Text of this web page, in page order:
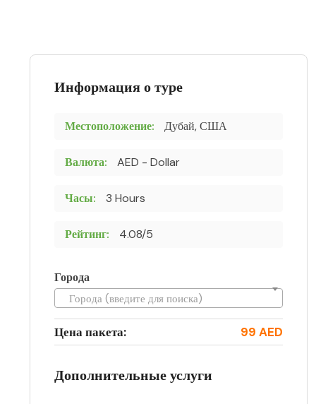
Информация о туре
Местоположение: Дубай, США
Валюта: AED - Dollar
Часы: 3 Hours
Рейтинг: 4.08/5
Города
Города (введите для поиска)
Цена пакета: 99 AED
Дополнительные услуги